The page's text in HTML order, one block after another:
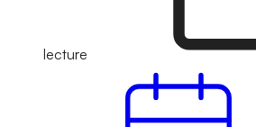
lecture